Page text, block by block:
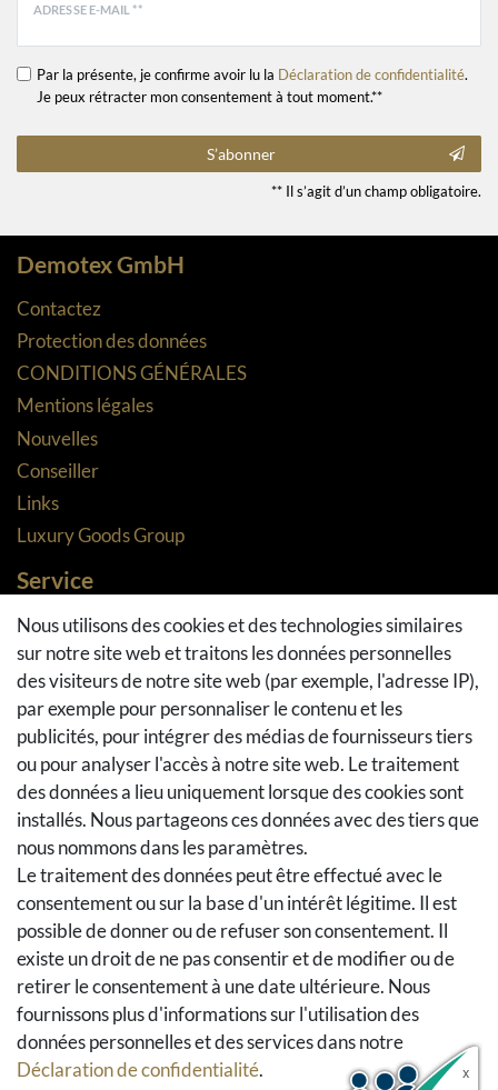
ADRESSE E-MAIL **
Par la présente, je confirme avoir lu la Déclaration de confidentialité.
Je peux rétracter mon consentement à tout moment.**
S’abonner
** Il s’agit d’un champ obligatoire.
Demotex GmbH
Contactez
Protection des données
CONDITIONS GÉNÉRALES
Mentions légales
Nouvelles
Conseiller
Links
Luxury Goods Group
Service
Méthodes de paiement
Méthodes et coûts de transport
Droit de rétractation
Retours
Se rétracter du contrat
Panier d'achat
A la caisse
Aide
Social Media
Facebook
Instagram
Pinterest
Youtube
Houzz
Nous utilisons des cookies et des technologies similaires
sur notre site web et traitons les données personnelles
des visiteurs de notre site web (par exemple, l'adresse IP),
par exemple pour personnaliser le contenu et les
publicités, pour intégrer des médias de fournisseurs tiers
ou pour analyser l'accès à notre site web. Le traitement
des données a lieu uniquement lorsque des cookies sont
installés. Nous partageons ces données avec des tiers que
nous nommons dans les paramètres.
Le traitement des données peut être effectué avec le
consentement ou sur la base d'un intérêt légitime. Il est
possible de donner ou de refuser son consentement. Il
existe un droit de ne pas consentir et de modifier ou de
retirer le consentement à une date ultérieure. Nous
fournissons plus d'informations sur l'utilisation des
données personnelles et des services dans notre
Déclaration de confidentialité.